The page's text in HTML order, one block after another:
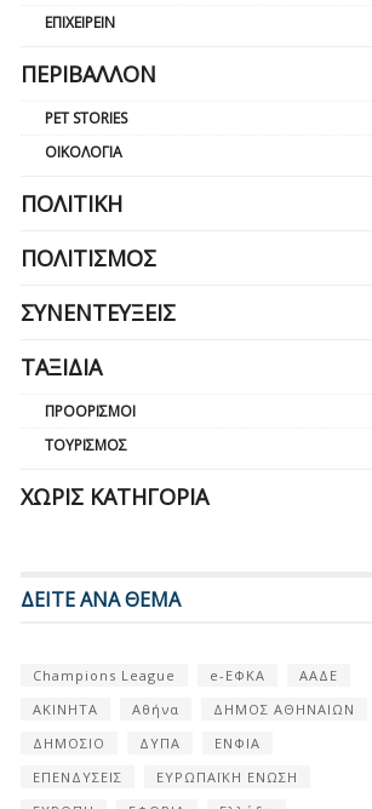
ΕΠΙΧΕΙΡΕΊΝ
ΠΕΡΙΒΆΛΛΟΝ
PET STORIES
ΟΙΚΟΛΟΓΊΑ
ΠΟΛΙΤΙΚΉ
ΠΟΛΙΤΙΣΜΌΣ
ΣΥΝΕΝΤΕΎΞΕΙΣ
ΤΑΞΊΔΙΑ
ΠΡΟΟΡΙΣΜΟΊ
ΤΟΥΡΙΣΜΌΣ
ΧΩΡΊΣ ΚΑΤΗΓΟΡΊΑ
ΔΕΙΤΕ ΑΝΑ ΘΕΜΑ
Champions League e-ΕΦΚΑ
ΑΑΔΕ
ΑΚΙΝΗΤΑ
Αθήνα
ΔΗΜΟΣ ΑΘΗΝΑΙΩΝ
ΔΗΜΟΣΙΟ
ΔΥΠΑ
ΕΝΦΙΑ
ΕΠΕΝΔΥΣΕΙΣ
ΕΥΡΩΠΑΪΚΗ ΕΝΩΣΗ